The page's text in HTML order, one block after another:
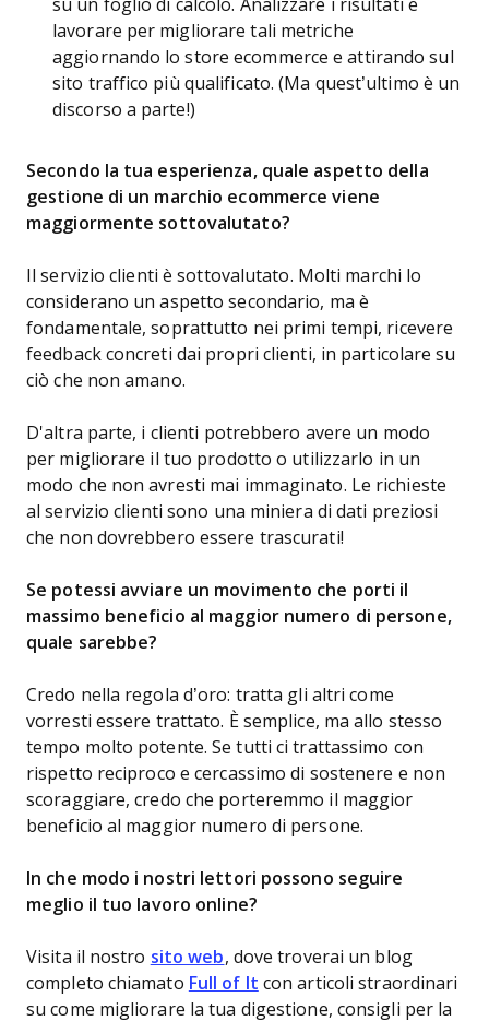
su un foglio di calcolo. Analizzare i risultati e
lavorare per migliorare tali metriche
aggiornando lo store ecommerce e attirando sul
sito traffico più qualificato. (Ma quest’ultimo è un
discorso a parte!)
Secondo la tua esperienza, quale aspetto della
gestione di un marchio ecommerce viene
maggiormente sottovalutato?
Il servizio clienti è sottovalutato. Molti marchi lo
considerano un aspetto secondario, ma è
fondamentale, soprattutto nei primi tempi, ricevere
feedback concreti dai propri clienti, in particolare su
ciò che non amano.
D'altra parte, i clienti potrebbero avere un modo
per migliorare il tuo prodotto o utilizzarlo in un
modo che non avresti mai immaginato. Le richieste
al servizio clienti sono una miniera di dati preziosi
che non dovrebbero essere trascurati!
Se potessi avviare un movimento che porti il
massimo beneficio al maggior numero di persone,
quale sarebbe?
Credo nella regola d’oro: tratta gli altri come
vorresti essere trattato. È semplice, ma allo stesso
tempo molto potente. Se tutti ci trattassimo con
rispetto reciproco e cercassimo di sostenere e non
scoraggiare, credo che porteremmo il maggior
beneficio al maggior numero di persone.
In che modo i nostri lettori possono seguire
meglio il tuo lavoro online?
Visita il nostro sito web, dove troverai un blog
completo chiamato Full of It con articoli straordinari
su come migliorare la tua digestione, consigli per la